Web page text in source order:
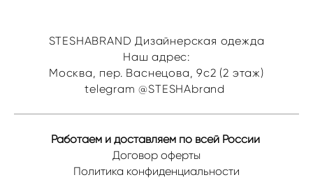
STESHABRAND Дизайнерская одежда
Наш адрес:
Москва, пер. Васнецова, 9с2 (2 этаж)
telegram @STESHAbrand
Работаем и доставляем по всей России
Договор оферты
Политика конфиденциальности